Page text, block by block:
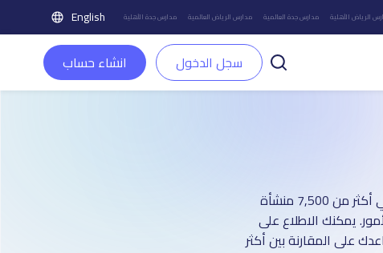
الرياض الأهلية مدارس جدة العالمية مدارس الرياض العالمية مدارس جدة الأهلية English
سجل الدخول انشاء حساب
دليل مدارس مدينة بريدة - القصيم الأهلية : أكثر من 4 صفحة تعريفية (تغطي أكثر من 7,500 منشأة
يمكنك الاطلاع على
على المقارنة بين أكثر